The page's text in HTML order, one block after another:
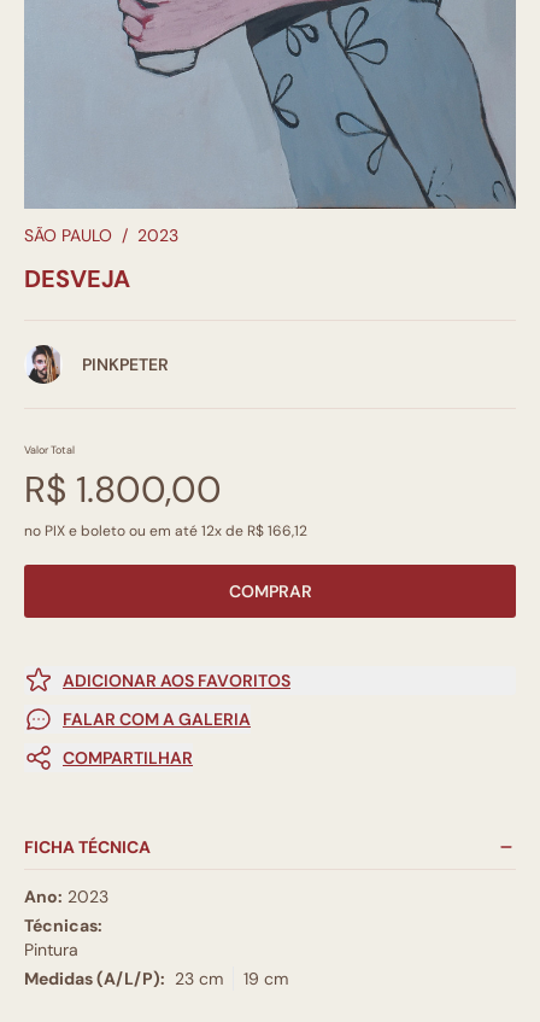
SÃO PAULO / 2023
DESVEJA
PINKPETER
Valor Total
R$ 1.800,00
no PIX e boleto ou em até 12x de R$ 166,12
COMPRAR
ADICIONAR AOS FAVORITOS
FALAR COM A GALERIA
COMPARTILHAR
FICHA TÉCNICA
Ano: 2023
Técnicas:
Pintura
Medidas (A/L/P): 23 cm 19 cm